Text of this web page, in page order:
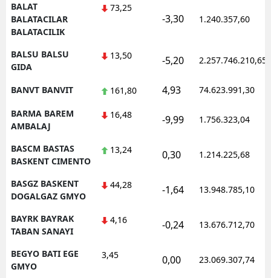
BALAT
BALATACILAR
BALATACILIK
73,25
-3,30 1.240.357,60
BALSU BALSU
GIDA
13,50 -5,20 2.257.746.210,65
BANVT BANVIT 161,80 4,93 74.623.991,30
BARMA BAREM
AMBALAJ
16,48 -9,99 1.756.323,04
BASCM BASTAS
BASKENT CIMENTO
13,24 0,30 1.214.225,68
BASGZ BASKENT
DOGALGAZ GMYO
44,28 -1,64 13.948.785,10
BAYRK BAYRAK
TABAN SANAYI
4,16 -0,24 13.676.712,70
BEGYO BATI EGE
GMYO
3,45 0,00 23.069.307,74